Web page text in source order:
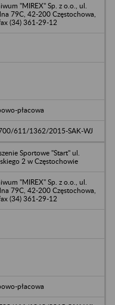
"MIREX" Sp. z o.o., ul.
79C, 42-200 Częstochowa,
(34) 361-29-12
płacowa
611/1362/2015-SAK-WJ
Sportowe "Start" ul.
2 w Częstochowie
"MIREX" Sp. z o.o., ul.
79C, 42-200 Częstochowa,
(34) 361-29-12
płacowa